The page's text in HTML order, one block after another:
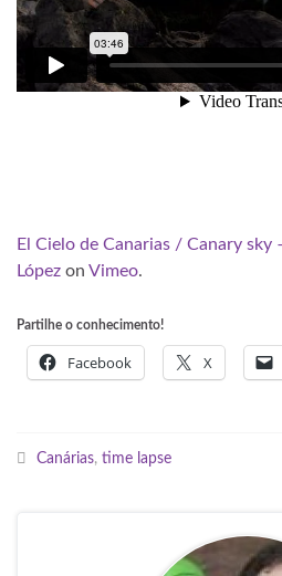
El Cielo de Canarias / Canary
López onVimeo
Partilhe o conhecimento!
Facebook X
Canárias ,time lapse